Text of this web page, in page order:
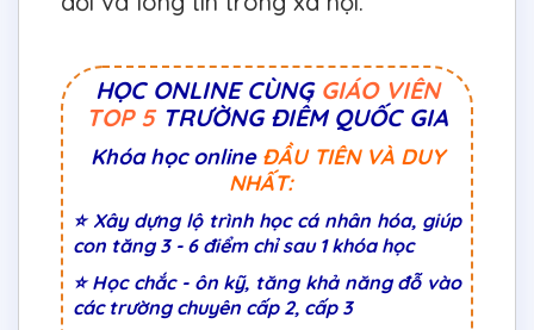
HỌC ONLINE CÙNG GIÁO VIÊN
TOP 5 TRƯỜNG ĐIỂM QUỐC GIA
Khóa học online ĐẦU TIÊN VÀ DUY
NHẤT:
⭐ Xây dựng lộ trình học cá nhân hóa, giúp
con tăng 3 - 6 điểm chỉ sau 1 khóa học
⭐ Học chắc - ôn kỹ, tăng khả năng đỗ vào
các trường chuyên cấp 2, cấp 3